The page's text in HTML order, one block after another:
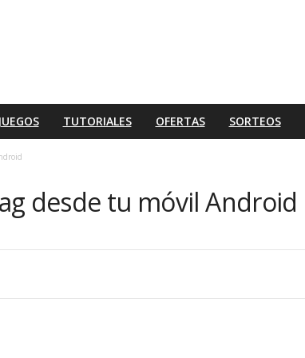
JUEGOS TUTORIALES OFERTAS SORTEOS
desde tu móvil Android